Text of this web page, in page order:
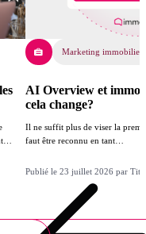
Marketing immobilier
AI Overview et
cela change?
Il ne suffit plus de viser la
faut être reconnu en tant…
Publié le 23 juillet 2026 par